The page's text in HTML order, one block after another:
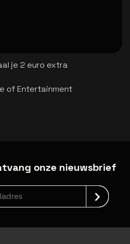
je 2 euro extra
of Entertainment
onze nieuwsbrief